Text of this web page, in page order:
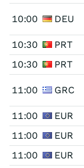
10:00 DEU
10:30 PRT
10:30
PRT
11:00 GRC
11:00 EUR
11:00
EUR
11:00
EUR